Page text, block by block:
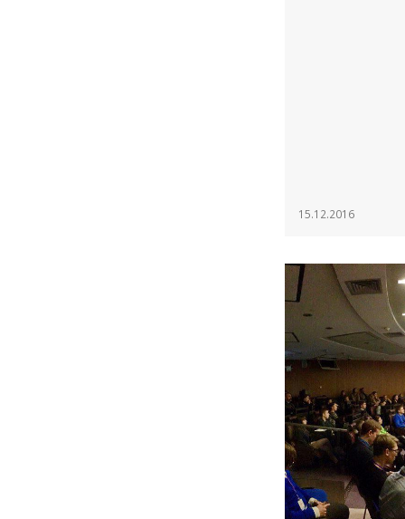
15.12.2016